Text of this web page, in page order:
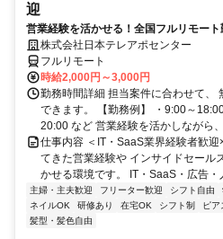
迎
営業経験を活かせる！全国フルリモー
株式会社日本テレアポセンター
フルリモート
時給2,000円～3,000円
勤務時間詳細 担当案件に合わせて、
できます。 【勤務例】 ・9:00～
20:00 など 営業経験を活かしながら、
仕事内容 ＜IT・SaaS業界経験者歓
てきた営業経験や インサイドセール
かせる環境です。 IT・SaaS・広告・
主婦・主夫歓迎 フリーター歓迎 シフト自由
ネイルOK
研修あり 在宅OK シフト制 ピア
髪型・髪色自由